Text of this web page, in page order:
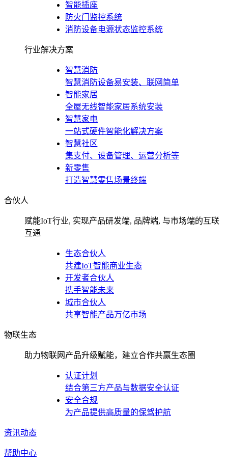
智能插座
防火门监控系统
消防设备电源状态监控系统
行业解决方案
智慧消防
智慧消防设备易安装、联网简单
智能家居
全屋无线智能家居系统安装
智慧家电
一站式硬件智能化解决方案
智慧社区
集支付、设备管理、运营分析等
新零售
打造智慧零售场景终端
合伙人
赋能IoT行业, 实现产品研发端, 品牌端, 与市场端的互联
互通
生态合伙人
共建IoT智能商业生态
开发者合伙人
携手智能未来
城市合伙人
共享智能产品万亿市场
物联生态
助力物联网产品升级赋能，建立合作共赢生态圈
认证计划
结合第三方产品与数据安全认证
安全合规
为产品提供高质量的保驾护航
资讯动态
帮助中心